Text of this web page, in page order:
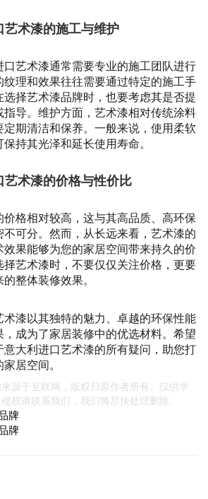
艺术漆的施工与维护
艺术漆通常需要专业的施工团队进行
理和效果往往需要通过特定的施工手
择艺术漆品牌时，也要考虑其是否提
导。维护方面，艺术漆相对传统涂料
期清洁和保养。一般来说，使用柔软
持其光泽和延长使用寿命。
艺术漆的价格与性价比
格相对较高，这与其高品质、高环保
可分。然而，从长远来看，艺术漆的
果能够为您的家居空间带来持久的价
艺术漆时，不要仅仅关注价格，更要
整体装修效果。
漆以其独特的魅力、卓越的环保性能
成为了家居装修中的优选材料。希望
大利进口艺术漆的所有疑问，助您打
居空间。
源于互联网，版权归原作者所有。仅供学
权请联系我们，我们将尽快处理删除。
牌
牌